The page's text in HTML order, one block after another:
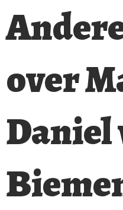
over
Daniel